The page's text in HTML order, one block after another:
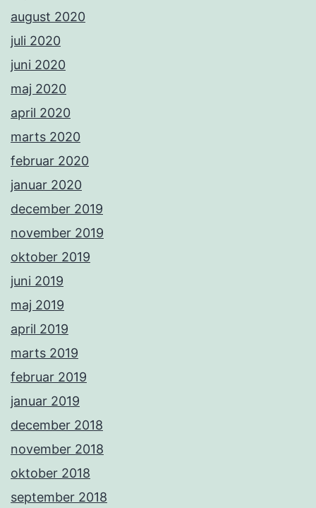
august 2020
juli 2020
juni 2020
maj 2020
april 2020
marts 2020
februar 2020
januar 2020
december 2019
november 2019
oktober 2019
juni 2019
maj 2019
april 2019
marts 2019
februar 2019
januar 2019
december 2018
november 2018
oktober 2018
september 2018